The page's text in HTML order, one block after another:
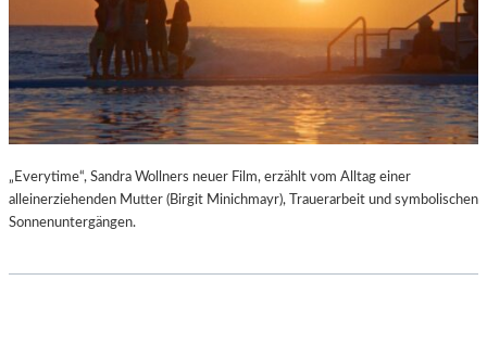
„Everytime“, Sandra Wollners neuer Film, erzählt vom Alltag einer
alleinerziehenden Mutter (Birgit Minichmayr), Trauerarbeit und symbolischen
Sonnenuntergängen.